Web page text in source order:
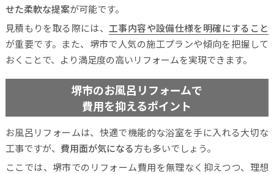
せた柔軟な提案が可能です。
見積もりを取る際には、 工事内容や設備仕様を明確にすること
が重要です。また、堺市で人気の施工プランや傾向を把握して
おくことで、より満足度の高いリフォームを実現できます。
堺市のお風呂リフォームで
費用を抑えるポイント
お風呂リフォームは、快適で機能的な浴室を手に入れる大切な
工事ですが、 費用面が気になる方も多いでしょう。
ここでは、堺市でのリフォーム費用を無理なく抑えつつ、理想